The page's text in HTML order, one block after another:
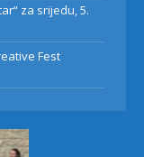
za srijedu, 5.
Fest